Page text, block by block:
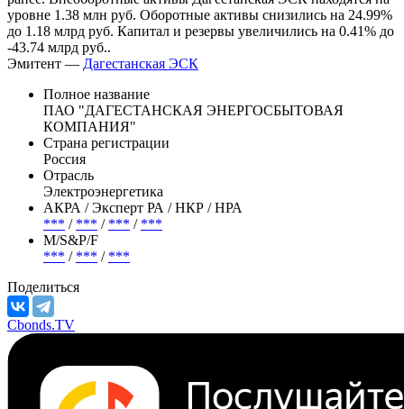
уровне 1.38 млн руб. Оборотные активы снизились на 24.99%
до 1.18 млрд руб. Капитал и резервы увеличились на 0.41% до
-43.74 млрд руб..
Эмитент — Дагестанская ЭСК
Полное название
ПАО "ДАГЕСТАНСКАЯ ЭНЕРГОСБЫТОВАЯ
КОМПАНИЯ"
Страна регистрации
Россия
Отрасль
Электроэнергетика
АКРА / Эксперт РА / НКР / НРА
*** / *** / *** / ***
М/S&P/F
*** / *** / ***
Поделиться
Cbonds.TV